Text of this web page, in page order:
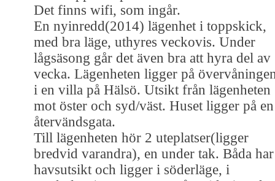
Det finns wifi, som ingår.
En nyinredd(2014) lägenhet i toppskick,
med bra läge, uthyres veckovis. Under
lågsäsong går det även bra att hyra del av
vecka. Lägenheten ligger på
i en villa på Hälsö. Utsikt från lägenheten
mot öster och syd/väst. Huset ligger på en
återvändsgata.
Till lägenheten hör 2 uteplatser(ligger
bredvid varandra), en under tak. Båda har
havsutsikt och ligger i söderläge, i